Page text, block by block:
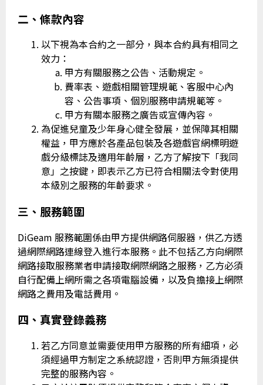
二、條款內容
以下視為本合約之一部分，與本合約具有相同之
效力：
甲方有關服務之公告、活動規定。
費率表、遊戲相關管理規範、客服中心內
容、公告事項、個別服務申請規範等。
甲方有關本服務之廣告或宣傳內容。
為促進兒童及少年身心健全發展，並保障其相關
權益，甲方應於各產品包裝及各遊戲官網標明遊
戲分級標誌及適用年齡層，乙方了解按下「我同
意」之按鍵，即表示乙方已符合相關法令對使用
本級別之服務的年齡要求。
三、服務範圍
DiGeam 服務範圍係由甲方提供網路伺服器，供乙方透
過網際網路連線登入進行本服務。此不包括乙方向網際
網路接取服務業者申請接取網際網路之服務，乙方必須
自行配備上網所需之各項電腦設備，以及負擔接上網際
網路之費用及電話費用。
四、真實登錄義務
若乙方同意並需要使用甲方服務的所有細項，必
須經過甲方制定之系統認證，否則甲方無須提供
完整的服務內容。